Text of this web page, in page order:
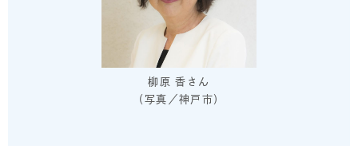
柳原 香さん
（写真／神戸市）